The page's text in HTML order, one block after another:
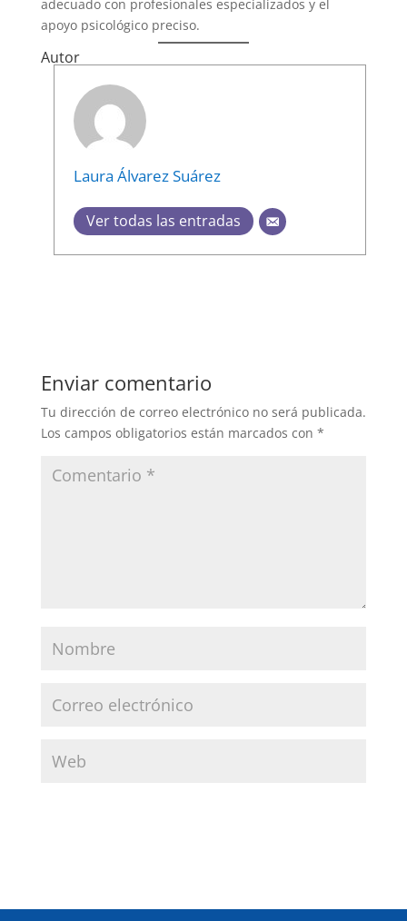
adecuado con profesionales especializados y el
apoyo psicológico preciso.
Autor
Laura Álvarez Suárez
Ver todas las entradas
Enviar comentario
Tu dirección de correo electrónico no será publicada.
Los campos obligatorios están marcados con *